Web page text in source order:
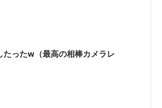
ったw（最高の相棒カメラレ